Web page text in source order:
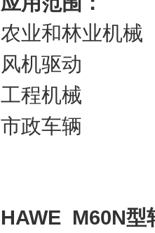
农业和林业机械
风机驱动
工程机械
市政车辆
HAWE M60N型